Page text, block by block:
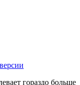
гораздо больше